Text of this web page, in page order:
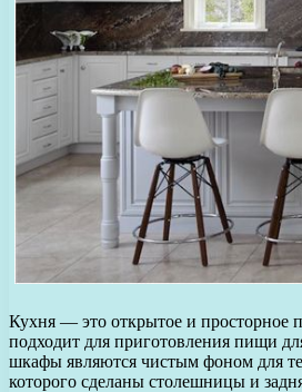
Кухня — это открытое и просторное
подходит для приготовления пищи
шкафы являются чистым фоном для
которого сделаны столешницы и